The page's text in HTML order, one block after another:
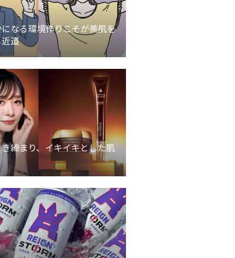
なる環境作りこそが美肌を
道
締まり、イキイキとした肌